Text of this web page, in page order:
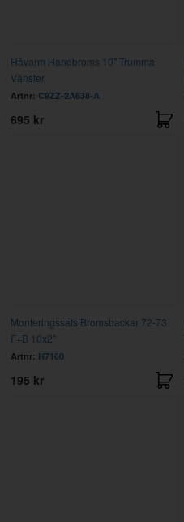
Hävarm Handbroms 10" Trumma
Vänster
Artnr: C9ZZ-2A638-A
695 kr
Monteringssats Bromsbackar 72-73
F+B 10x2"
Artnr: H7160
195 kr